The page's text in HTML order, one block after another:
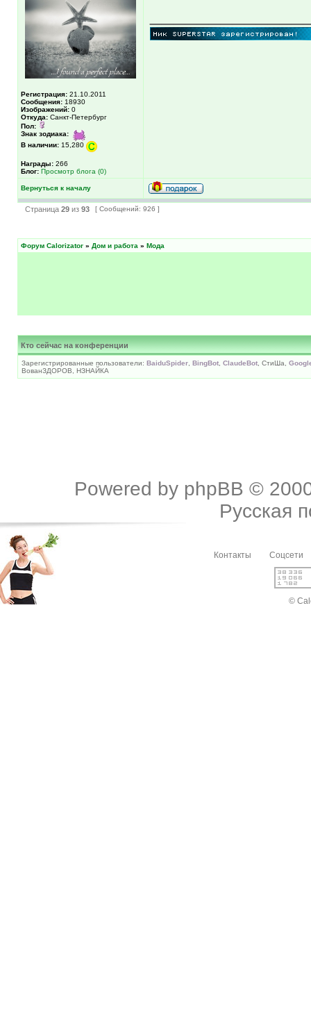
Регистрация: 21.10.2011
Сообщения: 18930
Изображений: 0
Откуда: Санкт-Петербург
Пол:
Знак зодиака:
В наличии: 15,280
Награды: 266
Блог: Просмотр блога (0)
Вернуться к началу
Страница 29 из 93 [ Сообщений: 926 ]
Форум Calorizator » Дом и работа » Мода
Кто сейчас на конференции
Зарегистрированные пользователи: BaiduSpider BingBot ClaudeBot , СтиШа,
ВованЗДОРОВ, НЗНАЙКА
Powered by phpBB ©
Русская
Контакты Соцсети
©